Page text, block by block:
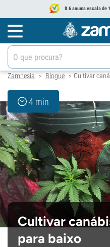
8.6 anuma escala de
Zamnesia > Blogue > Cultivar
4 min
Cultivar
para baixo